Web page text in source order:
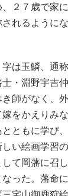
２７歳で家
れるようにな
は玉鱗、通
・淵野宇吉
師がなく、
をかえりみ
ともに学び
い絵画学習
て岡藩に召
った。藩命